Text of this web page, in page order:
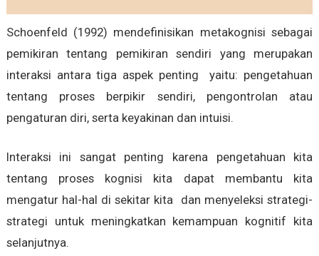
Schoenfeld (1992) mendefinisikan metakognisi sebagai
pemikiran tentang pemikiran sendiri yang merupakan
interaksi antara tiga aspek penting yaitu: pengetahuan
tentang proses berpikir sendiri, pengontrolan atau
pengaturan diri, serta keyakinan dan intuisi.
Interaksi ini sangat penting karena pengetahuan kita
tentang proses kognisi kita dapat membantu kita
mengatur hal-hal di sekitar kita dan menyeleksi strategi-
strategi untuk meningkatkan kemampuan kognitif kita
selanjutnya.